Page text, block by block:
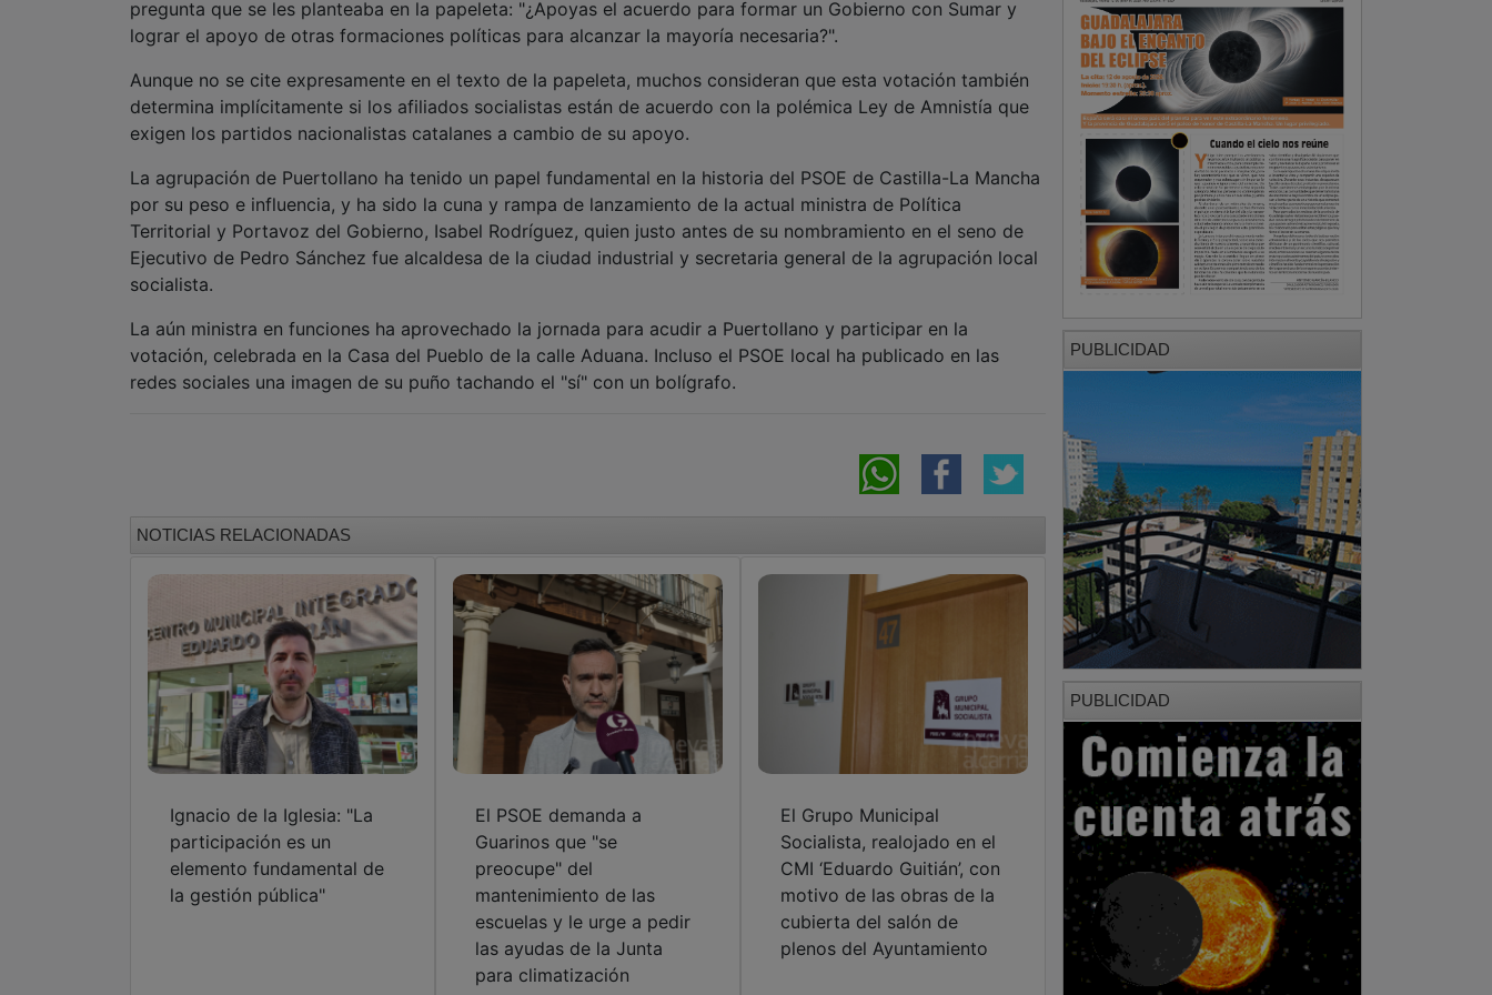
pregunta que se les planteaba en la papeleta: "¿Apoyas el acuerdo para formar un Gobierno con Sumar y
lograr el apoyo de otras formaciones políticas para alcanzar la mayoría necesaria?".
Aunque no se cite expresamente en el texto de la papeleta, muchos consideran que esta votación también
determina implícitamente si los afiliados socialistas están de acuerdo con la polémica Ley de Amnistía que
exigen los partidos nacionalistas catalanes a cambio de su apoyo.
La agrupación de Puertollano ha tenido un papel fundamental en la historia del PSOE de Castilla-La Mancha
por su peso e influencia, y ha sido la cuna y rampa de lanzamiento de la actual ministra de Política
Territorial y Portavoz del Gobierno, Isabel Rodríguez, quien justo antes de su nombramiento en el seno de
Ejecutivo de Pedro Sánchez fue alcaldesa de la ciudad industrial y secretaria general de la agrupación local
socialista.
La aún ministra en funciones ha aprovechado la jornada para acudir a Puertollano y participar en la
votación, celebrada en la Casa del Pueblo de la calle Aduana. Incluso el PSOE local ha publicado en las
redes sociales una imagen de su puño tachando el "sí" con un bolígrafo.
NOTICIAS RELACIONADAS
Ignacio de la Iglesia: "La
participación es un
elemento fundamental de
la gestión pública"
El PSOE demanda a
Guarinos que "se
preocupe" del
mantenimiento de las
escuelas y le urge a pedir
las ayudas de la Junta
para climatización
El Grupo Municipal
Socialista, realojado en el
CMI ‘Eduardo Guitián’, con
motivo de las obras de la
cubierta del salón de
plenos del Ayuntamiento
PUBLICIDAD
PUBLICIDAD